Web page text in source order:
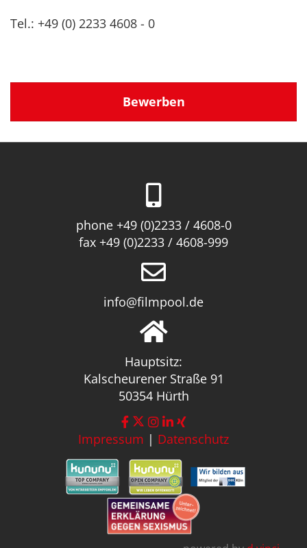
Tel.: +49 (0) 2233 4608 - 0
Bewerben
phone +49 (0)2233 / 4608-0
fax +49 (0)2233 / 4608-999
info@filmpool.de
Hauptsitz:
Kalscheurener Straße 91
50354 Hürth
Impressum | Datenschutz